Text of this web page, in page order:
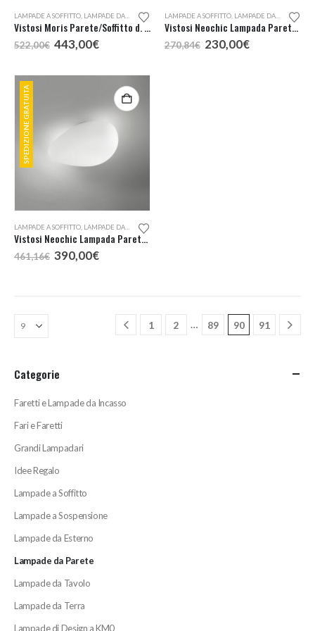
LAMPADE A SOFFITTO LAMPADE DA PARETE
Vistosi Moris Parete/Soffitto d. 50
522,00€ Il
prezzo
era:
443,00€Il
è:
443,00€.
LAMPADE A SOFFITTO LAMPADE DA PARETE
Vistosi Neochic Lampada Parete o Soffitto 36
270,84€ Il
prezzo
230,00€Il
SPEDIZIONE GRATUITA
LAMPADE A SOFFITTO, LAMPADE DA PARETE
Vistosi Neochic Lampada Parete o Soffitto 45
461,16€ Il
prezzo
461,16€.
390,00€Il
390,00€.
1 2 … 89 90 91
Categorie
Faretti e Lampade da Incasso
Fari e Faretti
Grandi Lampadari
Idee Regalo
Lampade a Soffitto
Lampade a Sospensione
Lampade da Esterno
Lampade da Parete
Lampade da Tavolo
Lampade da Terra
Lampade di Design a KM0